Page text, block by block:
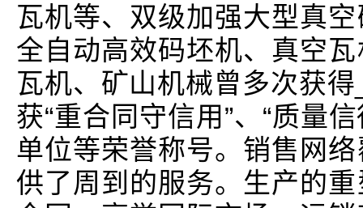
瓦机等、双级加强大型真
全自动高效码坯机、真空
瓦机、矿山机械曾多次获
获“重合同守信用”、“质量
单位等荣誉称号。销售网
供了周到的服务。生产的